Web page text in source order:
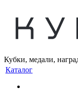
Кубки, медали,
Каталог